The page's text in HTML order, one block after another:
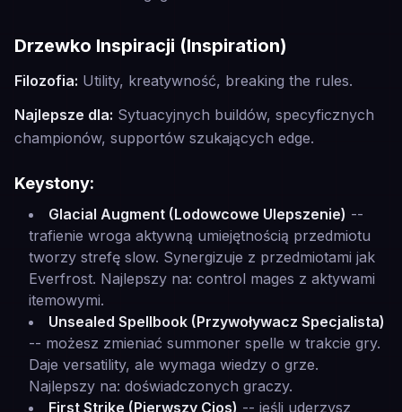
Drzewko Inspiracji (Inspiration)
Filozofia: Utility, kreatywność, breaking the rules.
Najlepsze dla: Sytuacyjnych buildów, specyficznych
championów, supportów szukających edge.
Keystony:
Glacial Augment (Lodowcowe Ulepszenie) --
trafienie wroga aktywną umiejętnością przedmiotu
tworzy strefę slow. Synergizuje z przedmiotami jak
Everfrost. Najlepszy na: control mages z aktywami
itemowymi.
Unsealed Spellbook (Przywoływacz Specjalista)
-- możesz zmieniać summoner spelle w trakcie gry.
Daje versatility, ale wymaga wiedzy o grze.
Najlepszy na: doświadczonych graczy.
First Strike (Pierwszy Cios) -- jeśli uderzysz